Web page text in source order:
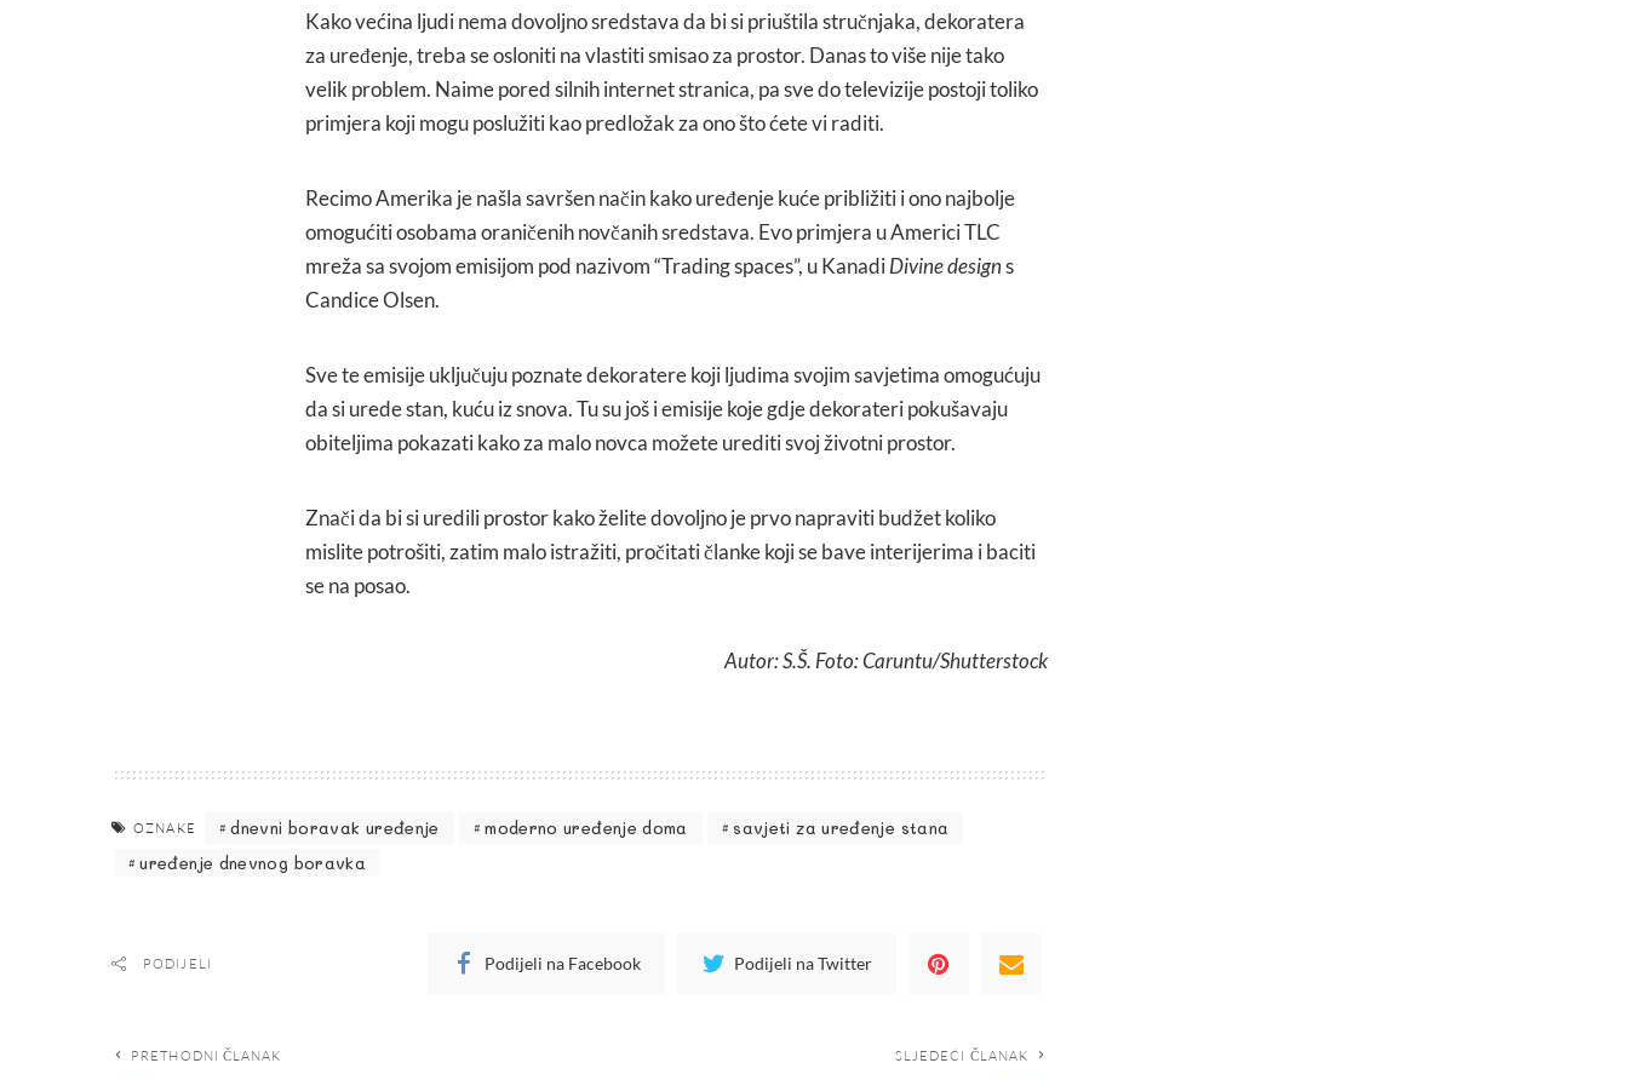
Kako većina ljudi nema dovoljno sredstava da bi si priuštila stručnjaka, dekoratera
za uređenje, treba se osloniti na vlastiti smisao za prostor. Danas to više nije tako
velik problem. Naime pored silnih internet stranica, pa sve do televizije postoji toliko
primjera koji mogu poslužiti kao predložak za ono što ćete vi raditi.
Recimo Amerika je našla savršen način kako uređenje kuće približiti i ono najbolje
omogućiti osobama oraničenih novčanih sredstava. Evo primjera u Americi TLC
mreža sa svojom emisijom pod nazivom “Trading spaces”, u KanadiDivine designs
Candice Olsen.
Sve te emisije uključuju poznate dekoratere koji ljudima svojim savjetima omogućuju
da si urede stan, kuću iz snova. Tu su još i emisije koje gdje dekorateri pokušavaju
obiteljima pokazati kako za malo novca možete urediti svoj životni prostor.
Znači da bi si uredili prostor kako želite dovoljno je prvo napraviti budžet koliko
mislite potrošiti, zatim malo istražiti, pročitati članke koji se bave interijerima i baciti
se na posao.
Autor: S.Š. Foto: Caruntu/Shutterstock
OZNAKE dnevni boravak uređenje moderno uređenje doma
savjeti za uređenje stana
uređenje dnevnog boravka
PODIJELI Podijeli na Facebook Podijeli na Twitter
PRETHODNI ČLANAK SLJEDEĆI ČLANAK